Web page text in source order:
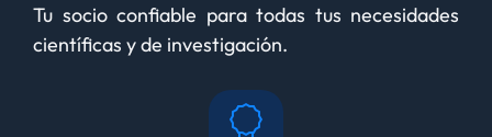
Tu socio confiable para todas tus necesidades
científicas y de investigación.